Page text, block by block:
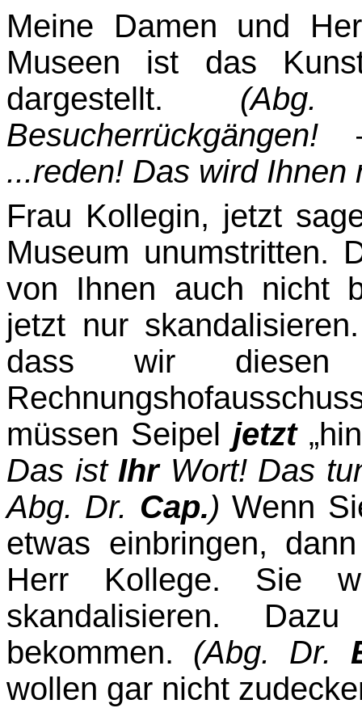
Meine Damen und
Museen ist das
dargestellt.
Besucherrückgängen!
...reden! Das wird Ihnen
Frau Kollegin, jetzt
Museum unumstritten.
von Ihnen auch nicht
jetzt nur
dass wir diesen
müssen Seipel jetzt
Das ist IhrWort! Das
Abg. Dr. Cap.)Wenn
etwas einbringen,
Herr Kollege. Sie
skandalisieren.
bekommen. (Abg. Dr.
wollen gar nicht